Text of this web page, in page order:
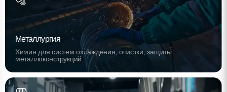
Металлургия
Химия для систем охлаждения, очистки, защиты
металлоконструкций.